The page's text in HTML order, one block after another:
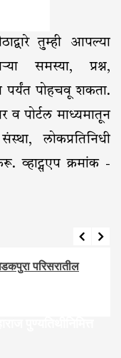
तुम्ही आपल्या
समस्या, प्रश्न,
पर्यंत पोहचवू शकता.
व पोर्टल माध्यमातून
लोकप्रतिनिधी
व्हाट्सएप क्रमांक -
परिसरातील